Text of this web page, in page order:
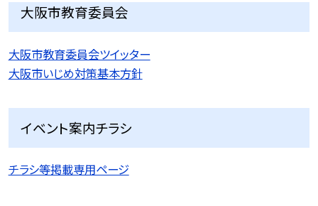
大阪市教育委員会
大阪市教育委員会ツイッター
大阪市いじめ対策基本方針
イベント案内チラシ
チラシ等掲載専用ページ